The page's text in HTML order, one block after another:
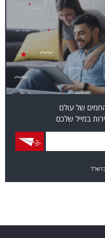
החמים של עולם
במייל שלכם